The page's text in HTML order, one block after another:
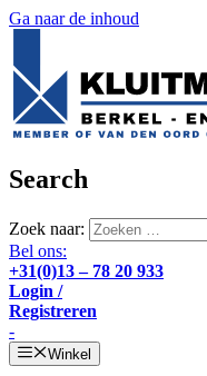
Ga naar de inhoud
Search
Zoek naar:
Bel ons:
+31(0)13 – 78 20 933
Login /
Registreren
-
Winkel